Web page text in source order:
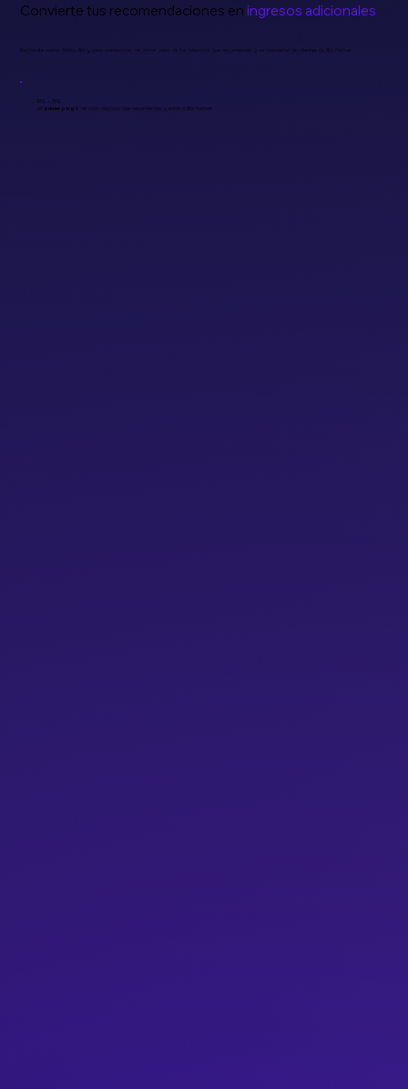
Convierte tus recomendaciones eningresos adicionales
10% – 15%
delprimer pago de cada negocio que recomiendes y entre a Bibi Partner.
Regístrate como Aliado Bibi y gana comisiones del primer pago de los negocios que recomiendes y se conviertan en clientes de Bibi Partner.